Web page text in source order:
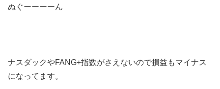
ぬぐーーーーん
ナスダックやFANG+指数がさえないので損益もマイナス
になってます。